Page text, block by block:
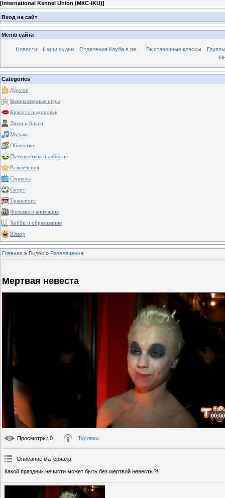
[International Kennel Union (МКС-IKU)]
Вход на сайт
Меню сайта
Новости Наши судьи Отделения Клуба в ре... Выставочные классы
Categories
Другое
Компьютерные игры
Красота и здоровье
Люди и блоги
Музыка
Общество
Путешествия и события
Развлечения
Сериалы
Спорт
Транспорт
Фильмы и анимация
Хобби и образование
Юмор
Главная » Видео » Развлечения
Мертвая невеста
Просмотры: 0 Тусовки
Описание материала:
Какой праздник нечисти может быть без мертвой невесты?!